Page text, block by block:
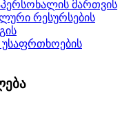
პერსონალის მართვის
რესურსების
უსაფრთხოების